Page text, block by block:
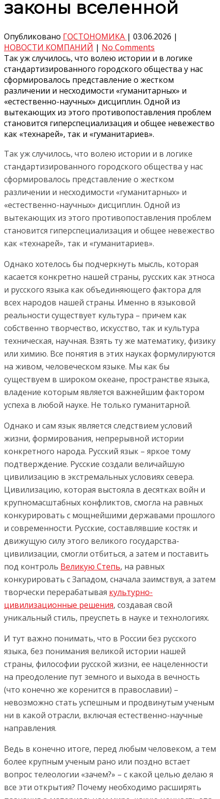
законы вселенной
Опубликовано ГОСТОНОМИКА | 03.06.2026 |
НОВОСТИ КОМПАНИЙ | No Comments
Так уж случилось, что волею истории и в логике
стандартизированного городского общества у нас
сформировалось представление о жестком
различении и несходимости «гуманитарных» и
«естественно-научных» дисциплин. Одной из
вытекающих из этого противопоставления проблем
становится гиперспециализация и общее невежество
как «технарей», так и «гуманитариев».
Так уж случилось, что волею истории и в логике
стандартизированного городского общества у нас
сформировалось представление о жестком
различении и несходимости «гуманитарных» и
«естественно-научных» дисциплин. Одной из
вытекающих из этого противопоставления проблем
становится гиперспециализация и общее невежество
как «технарей», так и «гуманитариев».
Однако хотелось бы подчеркнуть мысль, которая
касается конкретно нашей страны, русских как этноса
и русского языка как объединяющего фактора для
всех народов нашей страны. Именно в языковой
реальности существует культура – причем как
собственно творчество, искусство, так и культура
техническая, научная. Взять ту же математику, физику
или химию. Все понятия в этих науках формулируются
на живом, человеческом языке. Мы как бы
существуем в широком океане, пространстве языка,
владение которым является важнейшим фактором
успеха в любой науке. Не только гуманитарной.
Однако и сам язык является следствием условий
жизни, формирования, непрерывной истории
конкретного народа. Русский язык – яркое тому
подтверждение. Русские создали величайшую
цивилизацию в экстремальных условиях севера.
Цивилизацию, которая выстояла в десятках войн и
крупномасштабных конфликтов, смогла на равных
конкурировать с мощнейшими державами прошлого
и современности. Русские, составлявшие костяк и
движущую силу этого великого государства-
цивилизации, смогли отбиться, а затем и поставить
под контроль Великую Степь, на равных
конкурировать с Западом, сначала заимствуя, а затем
творчески перерабатывая культурно-
цивилизационные решения, создавая свой
уникальный стиль, преуспеть в науке и технологиях.
И тут важно понимать, что в России без русского
языка, без понимания великой истории нашей
страны, философии русской жизни, ее нацеленности
на преодоление пут земного и выхода в вечность
(что конечно же коренится в православии) –
невозможно стать успешным и продвинутым ученым
ни в какой отрасли, включая естественно-научные
направления.
Ведь в конечно итоге, перед любым человеком, а тем
более крупным ученым рано или поздно встает
вопрос телеологии «зачем?» – с какой целью делаю я
все эти открытия? Почему необходимо расширять